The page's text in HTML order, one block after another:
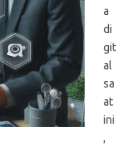
a
di
git
al
sa
at
ini
,